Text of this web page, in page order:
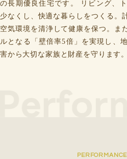
の長期優良住宅です。 リビング、
少なくし、快適な暮らしをつくる。
空気環境を清浄して健康を保つ。ま
ルとなる「壁倍率5倍」を実現し、
害から大切な家族と財産を守ります。